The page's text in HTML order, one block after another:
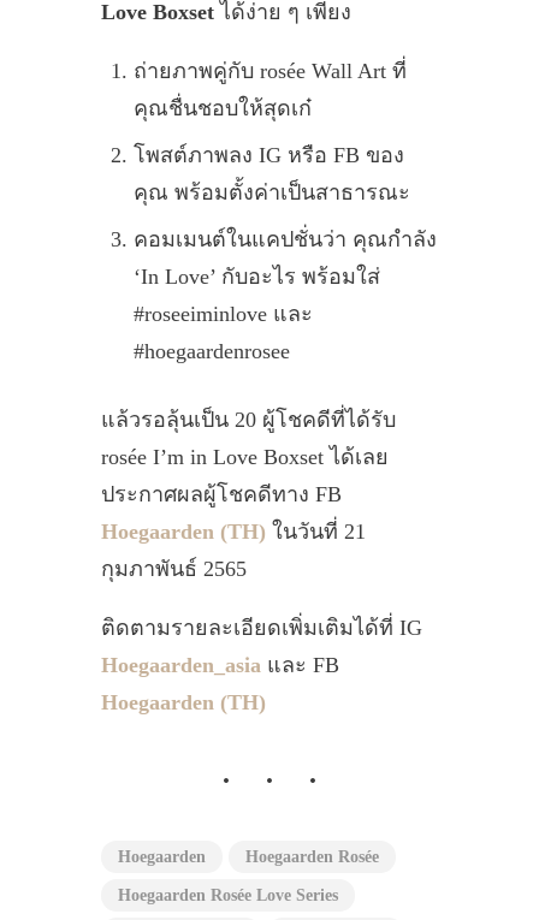
Love Boxset ได้ง่าย ๆ เพียง
ถ่ายภาพคู่กับ rosée Wall Art ที่
คุณชื่นชอบให้สุดเก๋
โพสต์ภาพลง IG หรือ FB ของ
คุณ พร้อมตั้งค่าเป็นสาธารณะ
คอมเมนต์ในแคปชั่นว่า คุณกำลัง
‘In Love’ กับอะไร พร้อมใส่
#roseeiminlove และ
#hoegaardenrosee
แล้วรอลุ้นเป็น 20 ผู้โชคดีที่ได้รับ
rosée I’m in Love Boxset ได้เลย
ประกาศผลผู้โชคดีทาง FB
Hoegaarden (TH) ในวันที่ 21
กุมภาพันธ์ 2565
ติดตามรายละเอียดเพิ่มเติมได้ที่ IG
Hoegaarden_asia และ FB
Hoegaarden (TH)
Hoegaarden Hoegaarden Rosée
Hoegaarden Rosée Love Series